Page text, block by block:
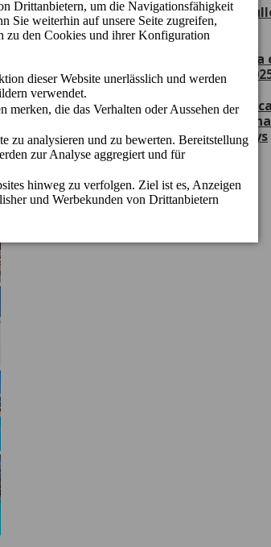
Cordial Hotels & Resorts,
patrocinador del CV Guaguas
Das Hotel Cordial Mogán
Jet2holidays Quality Award
Das Hotel Cordial Marina
Hotel Cordial Mogán Playa
Quality Award von Jet2holidays